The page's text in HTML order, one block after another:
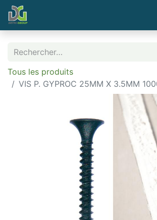
Tous les produits
VIS P. GYPROC 25MM X 3.5MM